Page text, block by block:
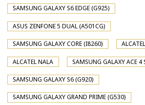
SAMSUNG GALAXY S6 EDGE (G925)
ASUS ZENFONE 5 DUAL (A501CG)
SAMSUNG GALAXY CORE (I8260)
ALCATEL NALA SAMSUNG GALAXY ACE 4
SAMSUNG GALAXY S6 (G920)
SAMSUNG GALAXY GRAND PRIME (G530)